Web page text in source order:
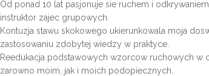
Od ponad 10 lat pasjonuje sie ruchem i
instruktor zajec grupowych.
Kontuzja stawu skokowego ukierunkowala moja
zastosowaniu zdobytej wiedzy w praktyce.
Reedukacja podstawowych wzorcow ruchowych
zarowno moim, jak i moich podopiecznych.